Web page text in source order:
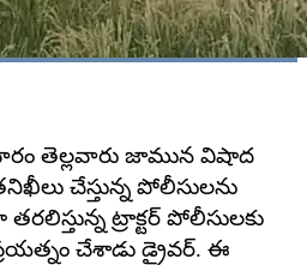
తెల్లవారు జామున విషాద
చేస్తున్న పోలీసులను
ట్రాక్టర్ పోలీసులకు
చేశాడు డ్రైవర్. ఈ